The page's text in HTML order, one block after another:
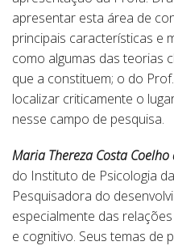
apresentar esta área de
principais características e
como algumas das teorias
que a constituem; o do
localizar criticamente o
nesse campo de pesquisa.
Maria Thereza Costa Coelho
do Instituto de Psicologia
Pesquisadora do
especialmente das
e cognitivo. Seus temas de